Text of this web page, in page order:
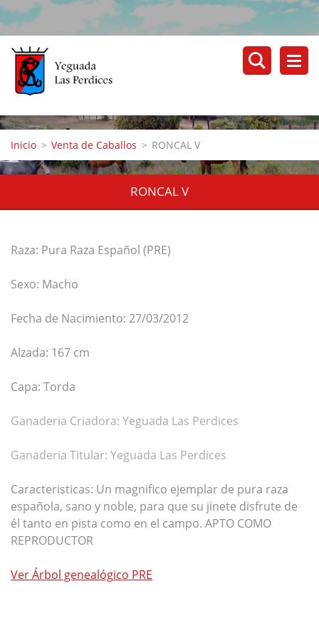
Inicio > Venta de Caballos > RONCAL V
RONCAL V
Raza: Pura Raza Español (PRE)
Sexo: Macho
Fecha de Nacimiento: 27/03/2012
Alzada: 167 cm
Capa: Torda
Ganaderia Criadora: Yeguada Las Perdices
Ganaderia Titular: Yeguada Las Perdices
Caracteristicas: Un magnifico ejemplar de pura raza
española, sano y noble, para que su jinete disfrute de
él tanto en pista como en el campo. APTO COMO
REPRODUCTOR
VerÁrbol genealógico PRE